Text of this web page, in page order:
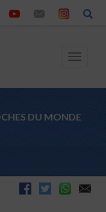
Toggle
DU MONDE